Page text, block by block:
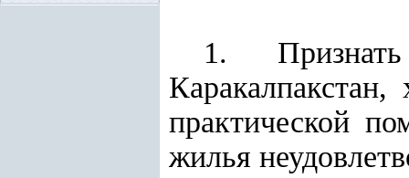
1.
практической
жилья